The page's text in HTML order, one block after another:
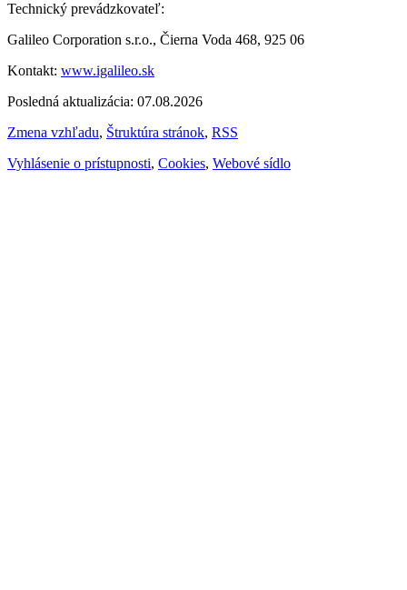
Technický prevádzkovateľ:
Galileo Corporation s.r.o., Čierna Voda 468, 925 06
Kontakt: www.igalileo.sk
Posledná aktualizácia: 07.08.2026
Zmena vzhľadu, Štruktúra stránok, RSS
Vyhlásenie o prístupnosti, Cookies, Webové sídlo